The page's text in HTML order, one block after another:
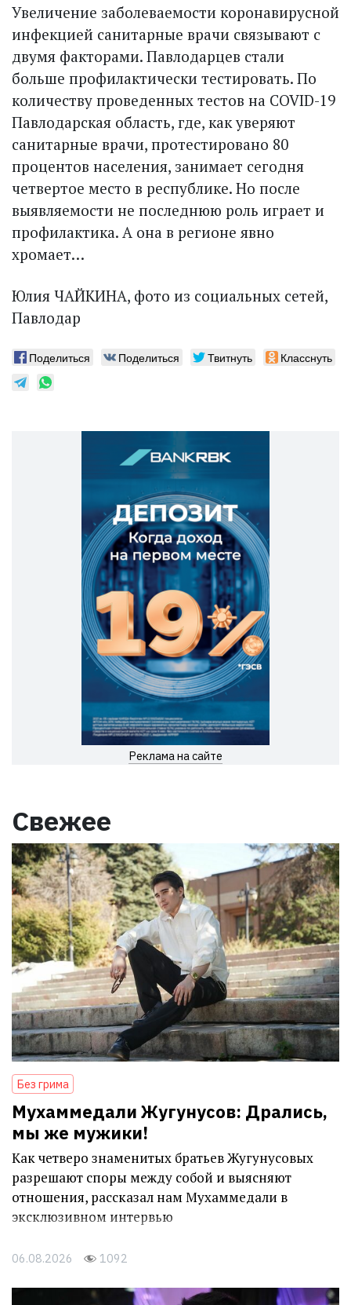
Увеличение заболеваемости коронавирусной
инфекцией санитарные врачи связывают с
двумя факторами. Павлодарцев стали
больше профилактически тестировать. По
количеству проведенных тестов на COVID-19
Павлодарская область, где, как уверяют
санитарные врачи, протестировано 80
процентов населения, занимает сегодня
четвертое место в республике. Но после
выявляемости не последнюю роль играет и
профилактика. А она в регионе явно
хромает…
Юлия ЧАЙКИНА, фото из социальных сетей,
Павлодар
Поделиться Поделиться Твитнуть Класснуть
Реклама на сайте
Свежее
Без грима
Мухаммедали Жугунусов: Дрались,
мы же мужики!
Как четверо знаменитых братьев Жугунусовых
разрешают споры между собой и выясняют
отношения, рассказал нам Мухаммедали в
эксклюзивном интервью
06.08.2026 1092